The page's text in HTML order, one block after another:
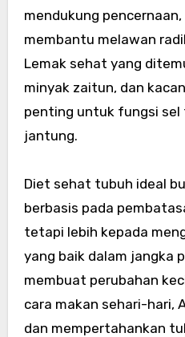
mendukung
membantu melawan
Lemak sehat yang
minyak zaitun, dan
penting untuk fungsi
jantung.
Diet sehat tubuh ideal
berbasis pada
tetapi lebih kepada
yang baik dalam jangka
membuat perubahan
cara makan sehari-hari,
dan mempertahankan